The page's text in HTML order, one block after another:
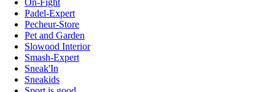
On-Fight
Padel-Expert
Pecheur-Store
Pet and Garden
Slowood Interior
Smash-Expert
Sneak'In
Sneakids